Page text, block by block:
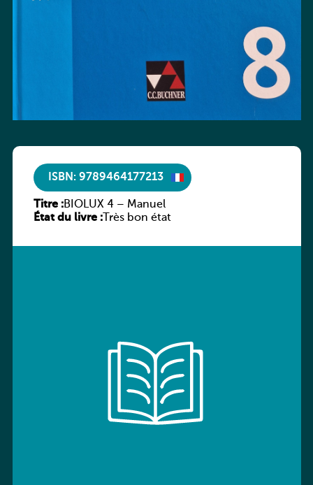
ISBN: 9789464177213
Titre :BIOLUX 4 – Manuel
État du livre :Très bon état